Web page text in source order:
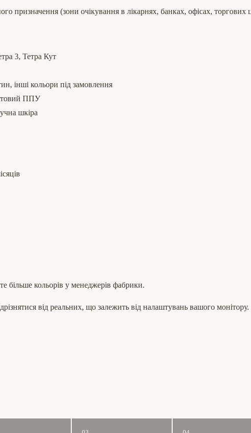
призначення (зони очікування в лікарнях, банках, офісах, торгових
3, Тетра Кут
інші кольори під замовлення
ППУ
шкіра
більше кольорів у менеджерів фабрики.
від реальних, що залежить від налаштувань вашого монітору.